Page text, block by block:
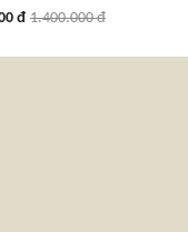
đ 1.400.000 đ